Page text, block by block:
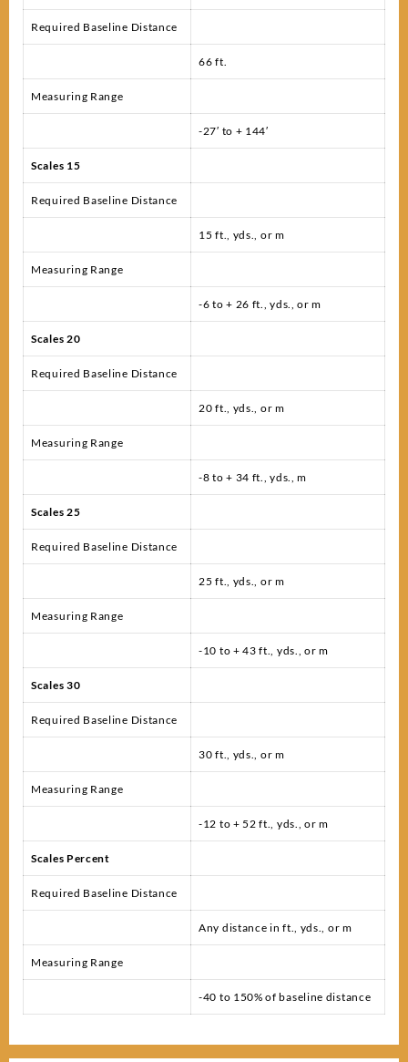
Required Baseline Distance
66 ft.
Measuring Range
-27′ to + 144′
Scales 15
Required Baseline Distance
15 ft., yds., or m
Measuring Range
-6 to + 26 ft., yds., or m
Scales 20
Required Baseline Distance
20 ft., yds., or m
Measuring Range
-8 to + 34 ft., yds., m
Scales 25
Required Baseline Distance
25 ft., yds., or m
Measuring Range
-10 to + 43 ft., yds., or m
Scales 30
Required Baseline Distance
30 ft., yds., or m
Measuring Range
-12 to + 52 ft., yds., or m
Scales Percent
Required Baseline Distance
Any distance in ft., yds., or m
Measuring Range
-40 to 150% of baseline distance